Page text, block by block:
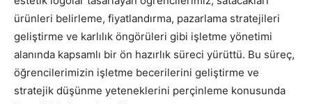
ürünleri belirleme, fiyatlandırma, pazarlama stratejileri
geliştirme ve karlılık öngörüleri gibi işletme yönetimi
alanında kapsamlı bir ön hazırlık süreci yürüttü. Bu süreç,
öğrencilerimizin işletme becerilerini geliştirme ve
stratejik düşünme yeteneklerini perçinleme konusunda